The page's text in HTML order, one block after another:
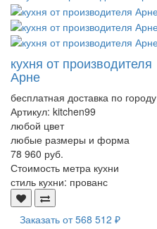
кухня от производителя
Арне
бесплатная доставка по городу
Артикул: kitchen99
любой цвет
любые размеры и форма
78 960 руб.
Стоимость метра кухни
стиль кухни: прованс
Заказать от568 512 ₽